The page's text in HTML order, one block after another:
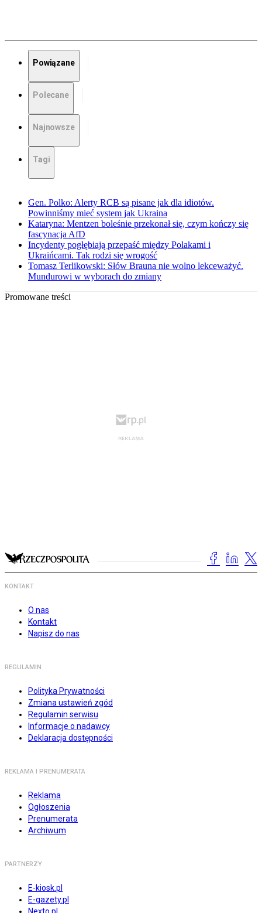
Powiązane
Polecane
Najnowsze
Tagi
Gen. Polko: Alerty RCB są pisane jak dla idiotów.
Powinniśmy mieć system jak Ukraina
Kataryna: Mentzen boleśnie przekonał się, czym kończy się
fascynacja AfD
Incydenty pogłębiają przepaść między Polakami i
Ukraińcami. Tak rodzi się wrogość
Tomasz Terlikowski: Słów Brauna nie wolno lekceważyć.
Mundurowi w wyborach do zmiany
Promowane treści
KONTAKT
O nas
Kontakt
Napisz do nas
REGULAMIN
Polityka Prywatności
Zmiana ustawień zgód
Regulamin serwisu
Informacje o nadawcy
Deklaracja dostępności
REKLAMA I PRENUMERATA
Reklama
Ogłoszenia
Prenumerata
Archiwum
PARTNERZY
E-kiosk.pl
E-gazety.pl